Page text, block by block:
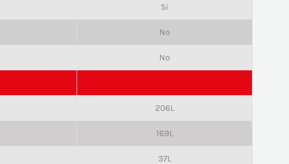
Si
No
No
206L
169L
37L